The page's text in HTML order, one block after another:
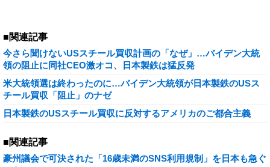
■関連記事
今さら聞けないUSスチール買収計画の「なぜ」…バイデン大統
領の阻止に同社CEO激オコ、日本製鉄は猛反発
米大統領選は終わったのに…バイデン大統領が日本製鉄のUSス
チール買収「阻止」のナゼ
日本製鉄のUSスチール買収に反対するアメリカのご都合主義
■関連記事
豪州議会で可決された「16歳未満のSNS利用規制」を日本も急ぐ